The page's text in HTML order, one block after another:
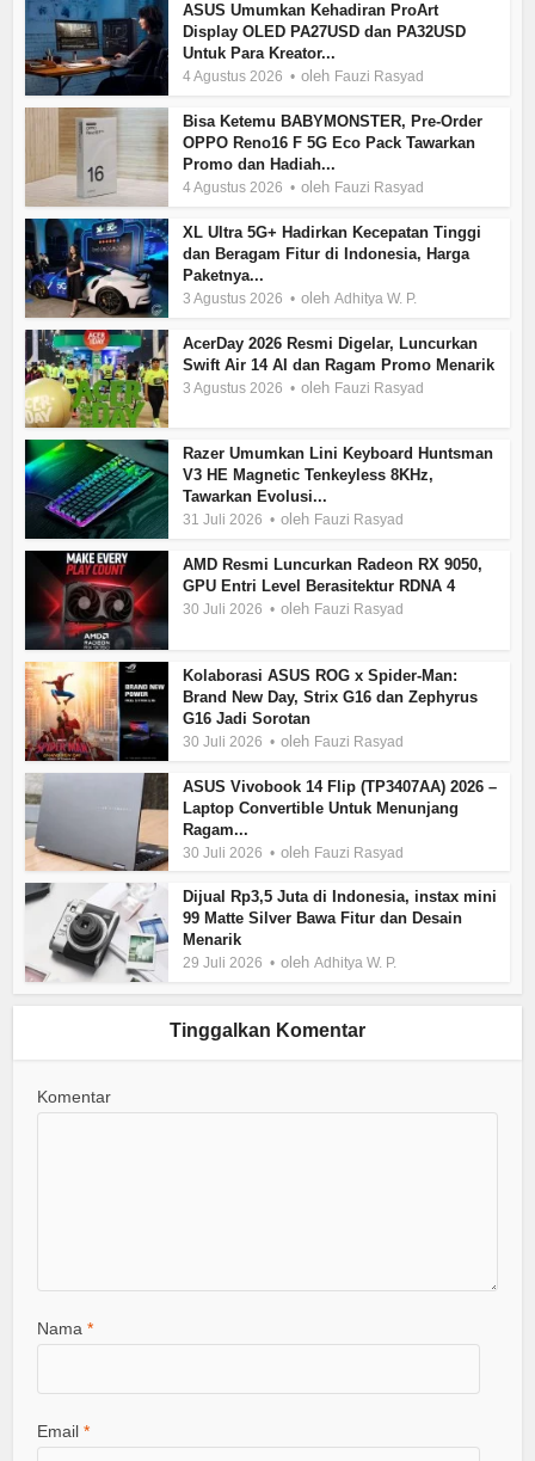
ASUS Umumkan Kehadiran ProArt
Display OLED PA27USD dan PA32USD
Untuk Para Kreator...
4 Agustus 2026 oleh Fauzi Rasyad
Bisa Ketemu BABYMONSTER, Pre-Order
OPPO Reno16 F 5G Eco Pack Tawarkan
Promo dan Hadiah...
4 Agustus 2026 oleh Fauzi Rasyad
XL Ultra 5G+ Hadirkan Kecepatan Tinggi
dan Beragam Fitur di Indonesia, Harga
Paketnya...
3 Agustus 2026 olehAdhitya W. P.
AcerDay 2026 Resmi Digelar, Luncurkan
Swift Air 14 AI dan Ragam Promo Menarik
3 Agustus 2026 oleh Fauzi Rasyad
Razer Umumkan Lini Keyboard Huntsman
V3 HE Magnetic Tenkeyless 8KHz,
Tawarkan Evolusi...
31 Juli 2026 oleh Fauzi Rasyad
AMD Resmi Luncurkan Radeon RX 9050,
GPU Entri Level Berasitektur RDNA 4
30 Juli 2026 oleh Fauzi Rasyad
Kolaborasi ASUS ROG x Spider-Man:
Brand New Day, Strix G16 dan Zephyrus
G16 Jadi Sorotan
30 Juli 2026 oleh Fauzi Rasyad
ASUS Vivobook 14 Flip (TP3407AA) 2026 –
Laptop Convertible Untuk Menunjang
Ragam...
30 Juli 2026 oleh Fauzi Rasyad
Dijual Rp3,5 Juta di Indonesia, instax mini
99 Matte Silver Bawa Fitur dan Desain
Menarik
29 Juli 2026 olehAdhitya W. P.
Tinggalkan Komentar
Komentar
Nama*
Email*